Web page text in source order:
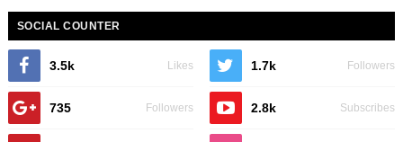
SOCIAL COUNTER
3.5k Likes 1.7k Followers
735 Followers 2.8k Subscribes